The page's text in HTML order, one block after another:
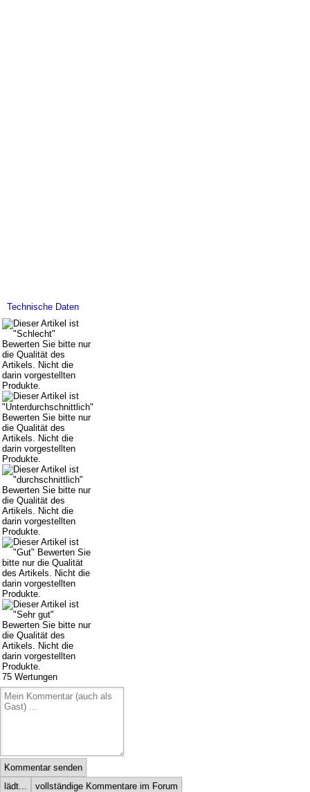
Technische Daten
75 Wertungen
Kommentar senden
lädt...
vollständige Kommentare im Forum